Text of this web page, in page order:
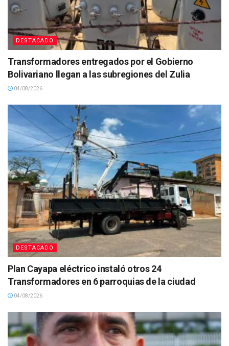
DESTACADO
Transformadores entregados por el Gobierno
Bolivariano llegan a las subregiones del Zulia
04/08/2026
DESTACADO
Plan Cayapa eléctrico instaló otros 24
Transformadores en 6 parroquias de la ciudad
04/08/2026